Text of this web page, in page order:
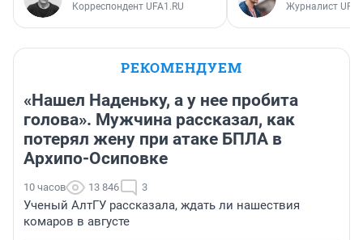
Корреспондент UFA1.RU Журналист
РЕКОМЕНДУЕМ
«Нашел Наденьку, а у нее пробита
голова». Мужчина рассказал, как
потерял жену при атаке БПЛА в
Архипо-Осиповке
10 часов 13 846 3
Ученый АлтГУ рассказала, ждать ли нашествия
комаров в августе